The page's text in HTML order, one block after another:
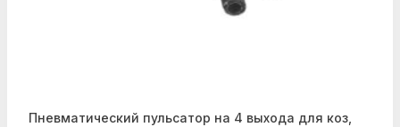
Пневматический пульсатор на 4 выхода для коз,